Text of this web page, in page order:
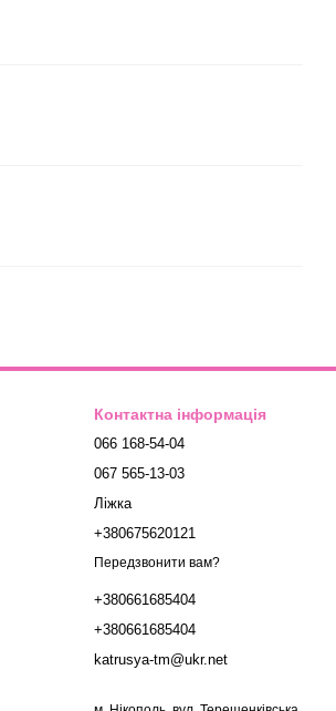
Контактна інформація
066 168-54-04
067 565-13-03
Ліжка
+380675620121
Передзвонити вам?
+380661685404
+380661685404
katrusya-tm@ukr.net